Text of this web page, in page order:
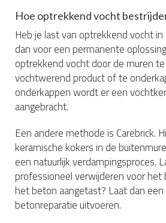
Hoe optrekkend vocht
Heb je last van optrekkend vocht in
dan voor een permanente
optrekkend vocht door de muren
vochtwerend product of te
onderkappen wordt er een
aangebracht.
Een andere methode is Carebrick.
keramische kokers in de
een natuurlijk verdampingsproces.
professioneel verwijderen voor het
het beton aangetast? Laat dan
betonreparatie uitvoeren.